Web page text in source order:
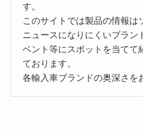
す。
このサイトでは製品の情報は
ニュースになりにくいブラン
ベント等にスポットを当てて
ております。
各輸入車ブランドの奥深さを